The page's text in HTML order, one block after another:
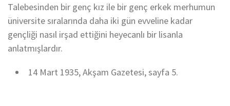
Talebesinden bir genç kız ile bir genç erkek merhumun
üniversite sıralarında daha iki gün evveline kadar
gençliği nasıl irşad ettiğini heyecanlı bir lisanla
anlatmışlardır.
14 Mart 1935, Akşam Gazetesi, sayfa 5.